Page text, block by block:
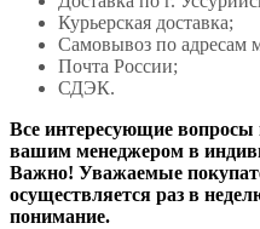
Курьерская доставка;
Самовывоз по адресам
Почта России;
СДЭК.
Все интересующие вопросы
вашим менеджером в
Важно! Уважаемые
осуществляется раз в
понимание.